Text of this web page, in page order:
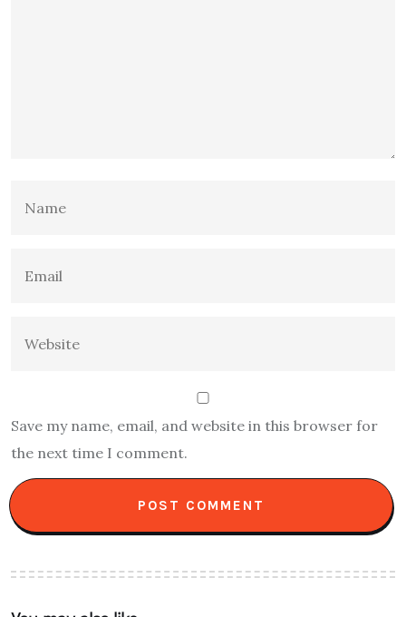
Save my name, email, and website in this browser for
the next time I comment.